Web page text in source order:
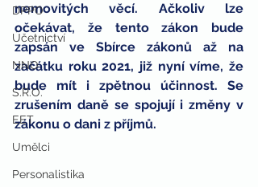
DPPO
Účetnictví
NNO
S.R.O.
EET
Umělci
Personalistika
nemovitých věcí. Ačkoliv lze
očekávat, že tento zákon bude
zapsán ve Sbírce zákonů až na
začátku roku 2021, již nyní víme, že
bude mít i zpětnou účinnost. Se
zrušením daně se spojují i změny v
zákonu o dani z příjmů.